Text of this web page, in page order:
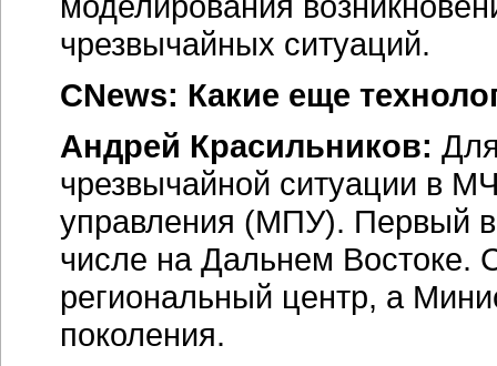
чрезвычайных ситуаций.
CNews: Какие еще
Андрей Красильников:
чрезвычайной ситуации в
управления (МПУ). Первый
числе на Дальнем
региональный центр, а
поколения.